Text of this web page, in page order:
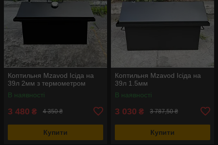
Коптильня Mzavod Ісіда на
39л 2мм з термометром
В наявності
3 480 ₴ 4 350 ₴
Купити
Коптильня Mzavod Ісіда на
39л 1.5мм
В наявності
3 030 ₴ 3 787,50 ₴
Купити